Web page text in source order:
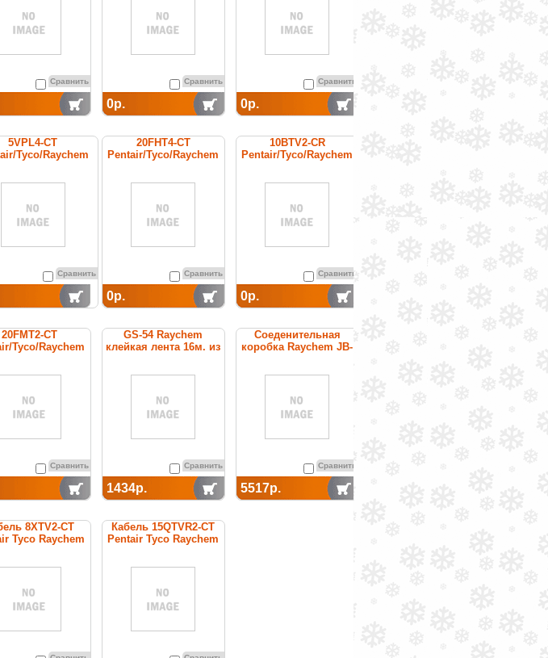
Сравнить Сравнить
0р.
Сравнить
0р.
5VPL4-CT
Tyco/Raychem
Сравнить
20FHT4-CT
Pentair/Tyco/Raychem
Сравнить
0р.
10BTV2-CR
Pentair/Tyco/Raychem
Сравнить
0р.
20FMT2-CT
Tyco/Raychem
Сравнить
GS-54 Raychem
клейкая лента 16м. из
Сравнить
1434р.
Соеденительная
коробка Raychem JB-
Сравнить
5517р.
8XTV2-CT
Tyco Raychem
Кабель 15QTVR2-CT
Pentair Tyco Raychem